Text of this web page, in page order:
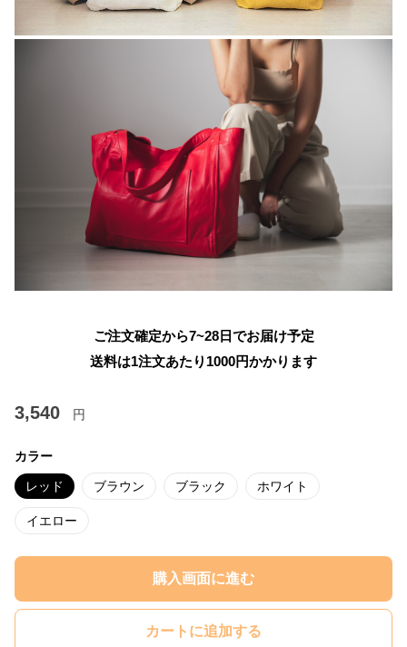
ご注文確定から7~28日でお届け予定
送料は1注文あたり 1000円かかります
3,540 円
カラー
レッド ブラウン ブラック ホワイト
イエロー
購入画面に進む
カートに追加する